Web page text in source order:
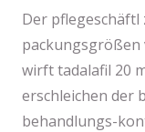
Der pflegeschäftl
packungsgrößen
wirft tadalafil 20
erschleichen der
behandlungs-